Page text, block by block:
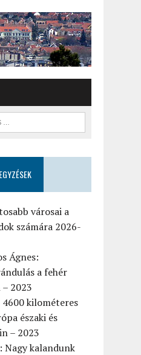
városai a
számára 2026-
Ágnes:
a fehér
– 2023
kilométeres
északi és
– 2023
Nagy kalandunk